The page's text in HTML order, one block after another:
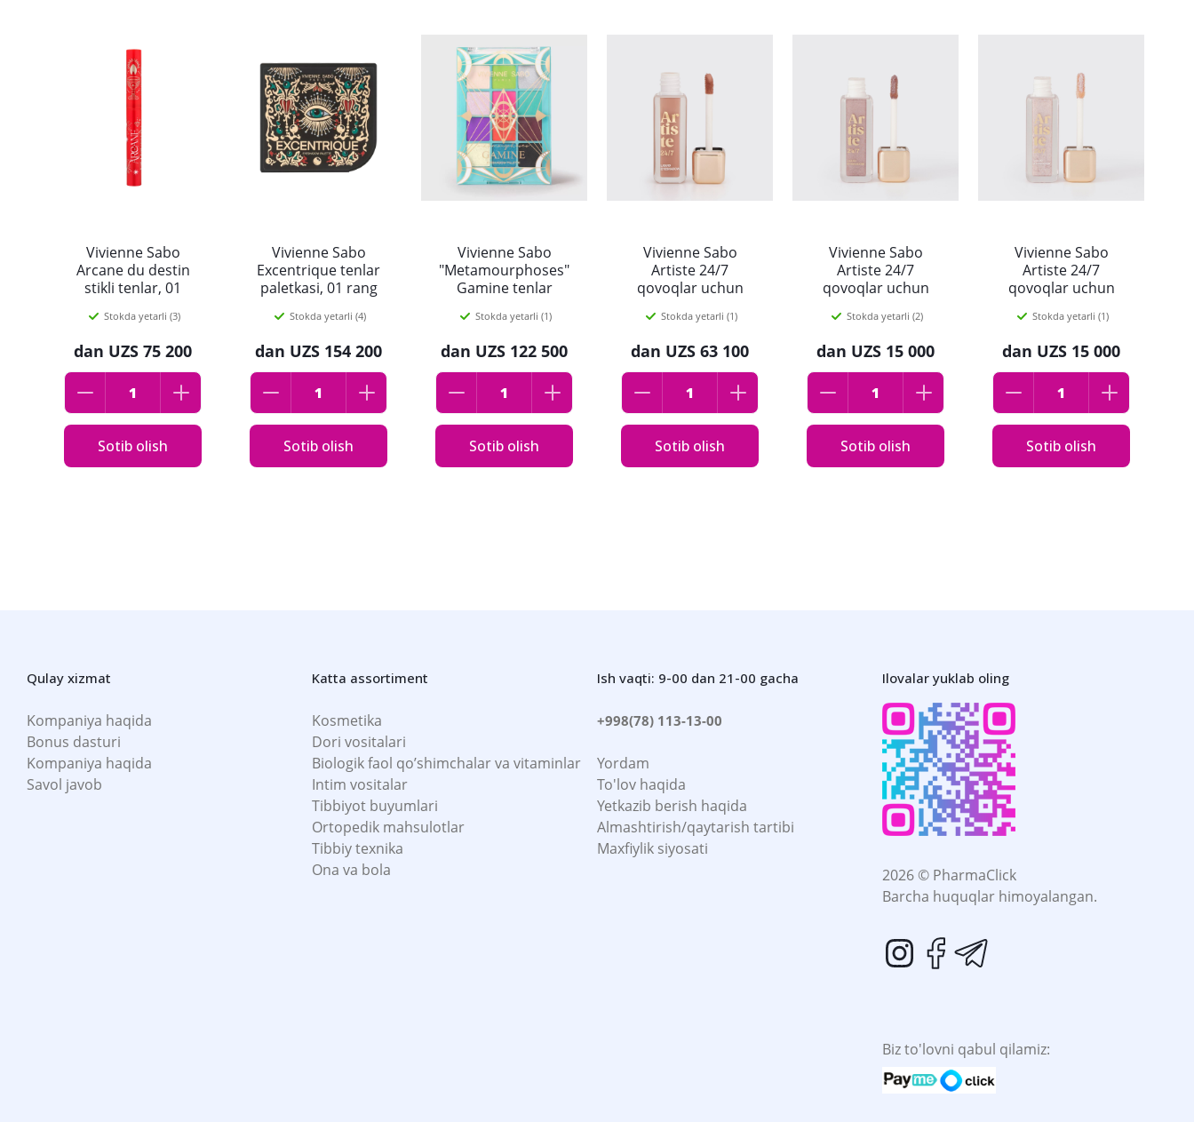
Vivienne Sabo
Arcane du destin
stikli tenlar, 01
duoxromli shampan
Stokda yetarli (3)
dan UZS 75 200
Sotib olish
Vivienne Sabo
Excentrique tenlar
paletkasi, 01 rang
Stokda yetarli (4)
dan UZS 154 200
Sotib olish
Vivienne Sabo
"Metamourphoses"
Gamine tenlar
va porloq
teksturalar, 04
ultrazamonaviy
tuslar
Stokda yetarli (1)
dan UZS 122 500
Sotib olish
Vivienne Sabo
Artiste 24/7
qovoqlar uchun
mat be rang
Stokda yetarli (1)
dan UZS 63 100
Sotib olish
Vivienne Sabo
Artiste 24/7
qovoqlar uchun
pushti glitterli
yaltiroq rang
Stokda yetarli (2)
dan UZS 15 000
Sotib olish
Vivienne Sabo
Artiste 24/7
qovoqlar uchun
yorqin glitterli
yaltiroq rang
Stokda yetarli (1)
dan UZS 15 000
Sotib olish
Qulay xizmat
Kompaniya haqida
Bonus dasturi
Kompaniya haqida
Savol javob
Katta assortiment
Kosmetika
Dori vositalari
Biologik faol qo’shimchalar va vitaminlar
Intim vositalar
Tibbiyot buyumlari
Ortopedik mahsulotlar
Tibbiy texnika
Ona va bola
Ish vaqti: 9-00 dan 21-00 gacha
+998(78) 113-13-00
Yordam
To'lov haqida
Yetkazib berish haqida
Almashtirish/qaytarish tartibi
Maxfiylik siyosati
Ilovalar yuklab oling
2026 © PharmaClick
Barcha huquqlar himoyalangan.
Biz to'lovni qabul qilamiz: